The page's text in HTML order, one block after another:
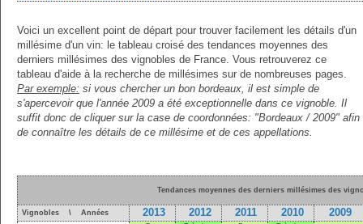
Voici un excellent point de départ pour trouver facilement les détails d'un
millésime d'un vin: le tableau croisé des tendances moyennes des
derniers millésimes des vignobles de France. Vous retrouverez ce
tableau d'aide à la recherche de millésimes sur de nombreuses pages.
Par exemple: si vous chercher un bon bordeaux, il est simple de
s'apercevoir que l'année 2009 a été exceptionnelle dans ce vignoble. Il
suffit donc de cliquer sur la case de coordonnées: "Bordeaux / 2009" afin
de connaître les détails de ce millésime et de ces appellations.
Tendances moyennes des derniers millésimes des
Vignobles \ Années 2013 2012 2011 2010 2009